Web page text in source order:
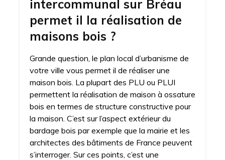
intercommunal sur Bréau
permet il la réalisation de
maisons bois ?
Grande question, le plan local d’urbanisme de
votre ville vous permet il de réaliser une
maison bois. La plupart des PLU ou PLUI
permettent la réalisation de maison à ossature
bois en termes de structure constructive pour
la maison. C’est sur l’aspect extérieur du
bardage bois par exemple que la mairie et les
architectes des bâtiments de France peuvent
s’interroger. Sur ces points, c’est une